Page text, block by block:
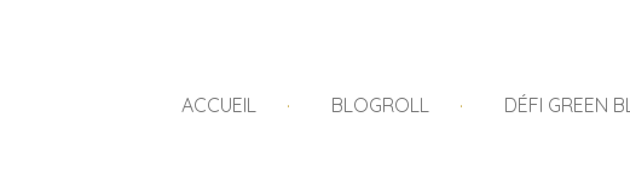
ACCUEIL BLOGROLL DÉFI GREEN